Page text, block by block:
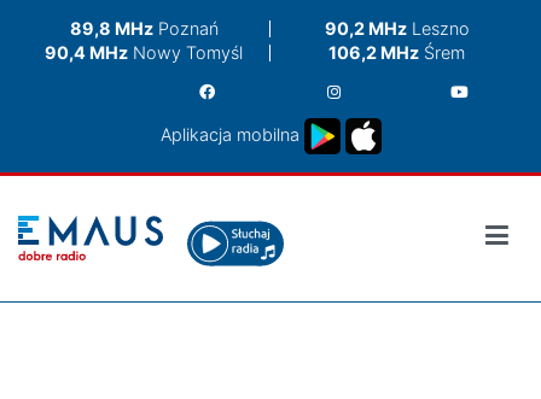
89,8 MHzPoznań 90,2 MHzLeszno
90,4 MHz Nowy Tomyśl 106,2 MHz Śrem
Aplikacja mobilna